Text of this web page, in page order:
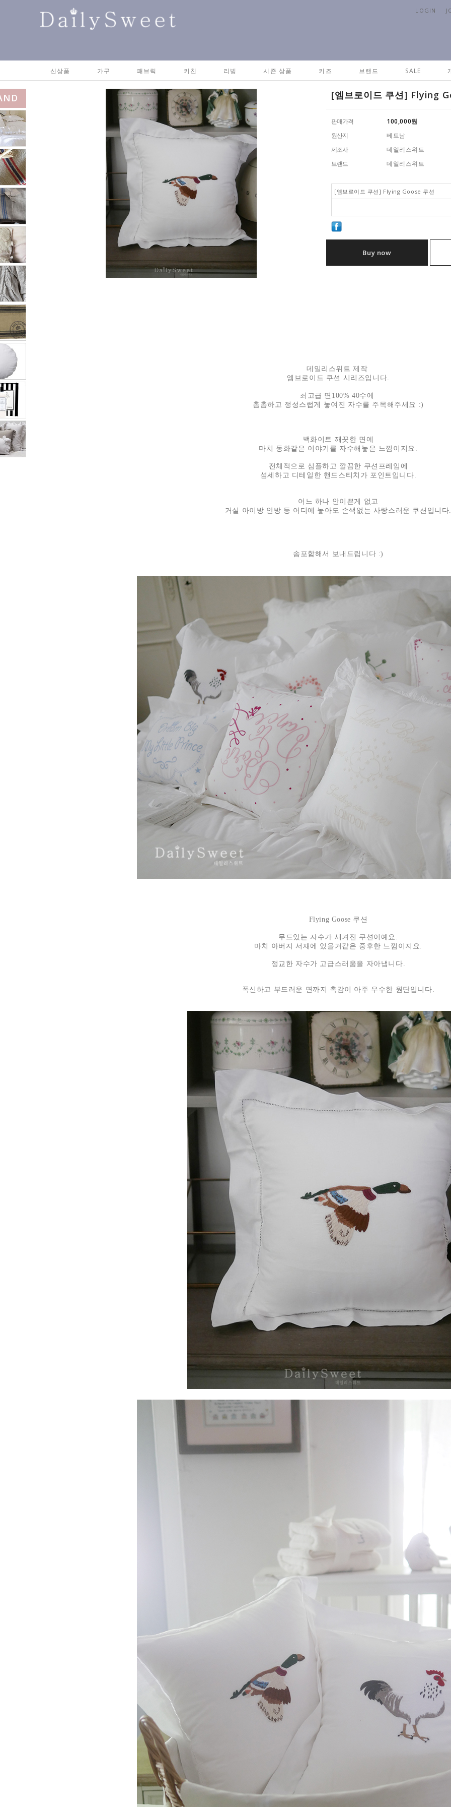
LOGIN
신상품 가구 패브릭 키친 리빙 시즌 상품 키즈 브랜드 SALE
[엠브로이드 쿠션] Flying
판매가격 100,000원
원산지
베트남
제조사
데일리스위트
브랜드
데일리스위트
[엠브로이드 쿠션] Flying Goose 쿠션
Buy now
데일리스위트 제작
엠브로이드 쿠션 시리즈입니다.
최고급 면100% 40수에
촘촘하고 정성스럽게 놓여진 자수를 주목해주세요 :)
백화이트 깨끗한 면에
마치 동화같은 이야기를 자수해놓은 느낌이지요.
전체적으로 심플하고 깔끔한 쿠션프레임에
섬세하고 디테일한 핸드스티치가 포인트입니다.
어느 하나 안이쁜게 없고
거실 아이방 안방 등 어디에 놓아도 손색없는 사랑스러운 쿠션입니다
솜포함해서 보내드립니다 :)
Flying Goose 쿠션
무드있는 자수가 새겨진 쿠션이예요.
마치 아버지 서재에 있을거같은 중후한 느낌이지요.
정교한 자수가 고급스러움을 자아냅니다.
폭신하고 부드러운 면까지 촉감이 아주 우수한 원단입니다.